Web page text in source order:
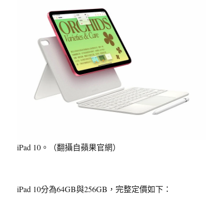
iPad 10。（翻攝自蘋果官網）
iPad 10分為64GB與256GB，完整定價如下：